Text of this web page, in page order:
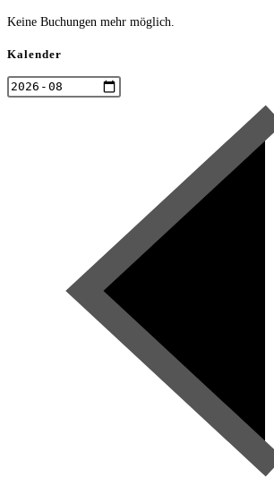
Keine Buchungen mehr möglich.
Kalender